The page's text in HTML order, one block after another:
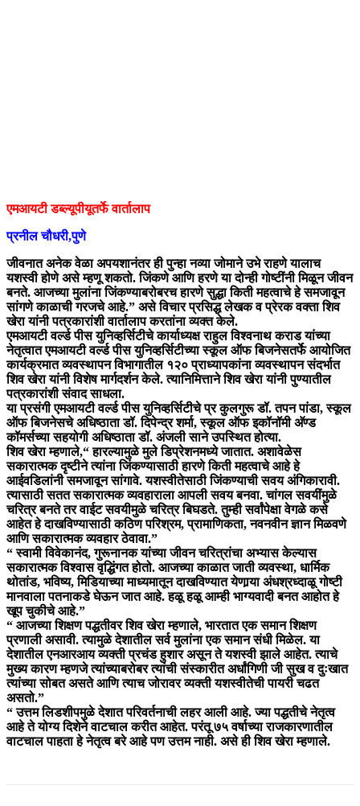
एमआयटी डब्ल्यूपीयूतर्फे वार्तालाप
प्रनील चौधरी,पुणे
जीवनात अनेक वेळा अपयशानंतर ही पुन्हा नव्या जोमाने उभे राहणे यालाच
यशस्वी होणे असे म्हणू शकतो. जिंकणे आणि हरणे या दोन्ही गोष्टींनी मिळून जीवन
बनते. आजच्या मुलांना जिंकण्याबरोबरच हारणे सुद्धा किती महत्वाचे हे समजावून
सांगणे काळाची गरजचे आहे.” असे विचार प्रसिद्ध लेखक व प्रेरक वक्ता शिव
खेरा यांनी पत्रकारांशी वार्तालाप करतांना व्यक्त केले.
एमआयटी वर्ल्ड पीस युनिव्हर्सिटीचे कार्याध्यक्ष राहुल विश्वनाथ कराड यांच्या
नेतृत्वात एमआयटी वर्ल्ड पीस युनिव्हर्सिटीच्या स्कूल ऑफ बिजनेसतर्फे आयोजित
कार्यक्रमात व्यवस्थापन विभागातील १२० प्राध्यापकांना व्यवस्थापन संदर्भात
शिव खेरा यांनी विशेष मार्गदर्शन केले. त्यानिमित्ताने शिव खेरा यांनी पुण्यातील
पत्रकारांशी संवाद साधला.
या प्रसंगी एमआयटी वर्ल्ड पीस युनिव्हर्सिटीचे प्र कुलगुरू डॉ. तपन पांडा, स्कूल
ऑफ बिजनेसचे अधिष्ठाता डॉ. दिपेन्द्र शर्मा, स्कूल ऑफ इकॉनॉमी अ‍ॅण्ड
कॉमर्सच्या सहयोगी अधिष्ठाता डॉ. अंजली साने उपस्थित होत्या.
शिव खेरा म्हणाले,“ हारल्यामुळे मुले डिप्रेशनमध्ये जातात. अशावेळेस
सकारात्मक दृष्टीने त्यांना जिंकण्यासाठी हारणे किती महत्वाचे आहे हे
आईवडिलांनी समजावून सांगावे. यशस्वीतेसाठी जिंकण्याची सवय अंगिकारावी.
त्यासाठी सतत सकारात्मक व्यवहाराला आपली सवय बनवा. चांगल सवयींमुळे
चरित्र बनते तर वाईट सवयीमुळे चरित्र बिघडते. तुम्ही सर्वांपेक्षा वेगळे कसे
आहेत हे दाखविण्यासाठी कठिण परिश्रम, प्रामाणिकता, नवनवीन ज्ञान मिळवणे
आणि सकारात्मक व्यवहार ठेवावा.”
“ स्वामी विवेकानंद, गुरूनानक यांच्या जीवन चरित्रांचा अभ्यास केल्यास
सकारात्मक विश्वास वृद्धिंगत होतो. आजच्या काळात जाती व्यवस्था, धार्मिक
थोतांड, भविष्य, मिडियाच्या माध्यमातून दाखविण्यात येणार्‍या अंधश्रध्दाळू गोष्टी
मानवाला पतनाकडे घेऊन जात आहे. हळू हळू आम्ही भाग्यवादी बनत आहोत हे
खूप चुकीचे आहे.”
“ आजच्या शिक्षण पद्धतीवर शिव खेरा म्हणाले, भारतात एक समान शिक्षण
प्रणाली असावी. त्यामुळे देशातील सर्व मुलांना एक समान संधी मिळेल. या
देशातील एनआरआय व्यक्ती प्रचंड हुशार असून ते यशस्वी झाले आहेत. त्याचे
मुख्य कारण म्हणजे त्यांच्याबरोबर त्यांची संस्कारीत अर्धांगिणी जी सुख व दुःखात
त्यांच्या सोबत असते आणि त्याच जोरावर व्यक्ती यशस्वीतेची पायरी चढत
असतो.”
“ उत्तम लिडशीपमुळे देशात परिवर्तनाची लहर आली आहे. ज्या पद्धतीचे नेतृत्व
आहे ते योग्य दिशेने वाटचाल करीत आहेत. परंतू ७५ वर्षाच्या राजकारणातील
वाटचाल पाहता हे नेतृत्व बरे आहे पण उत्तम नाही. असे ही शिव खेरा म्हणाले.